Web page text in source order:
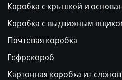
Коробка с крышкой и
Коробка с выдвижным
Почтовая коробка
Гофрокороб
Картонная коробка из